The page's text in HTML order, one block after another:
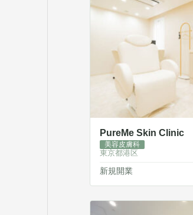
PureMe Skin Clinic
美容皮膚科
東京都港区
新規開業